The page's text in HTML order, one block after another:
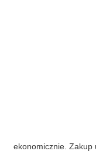
ekonomicznie.